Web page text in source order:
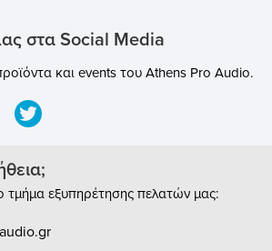
passive ultra-quiet designEliminates
ground loops causing hum and
buzzHandle huge transients without
neededXLR, 1/4", RCA and 3.5mm
inputsBuilt-in stereo to mono merge
levelConnect a stereo source to a mono
channelUnbalanced audio from CDs,
enclosureΠροδιαγραφές:Frequency
στα Social Media
και events του Athens Pro Audio.
τμήμα εξυπηρέτησης πελατών μας: